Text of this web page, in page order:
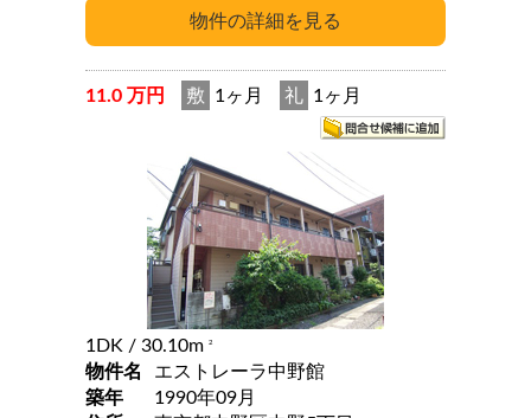
11.0 万円 敷 1ヶ月 礼 1ヶ月
1DK / 30.10m 2
物件名
エストレーラ中野館
築年
1990年09月